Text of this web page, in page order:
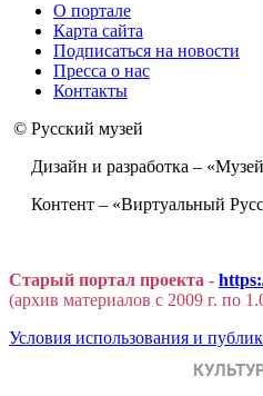
О портале
Карта сайта
Подписаться на новости
Пресса о нас
Контакты
© Русский музей
Дизайн и разработка –
Контент – «Виртуальный
Старый портал проекта -
(архив материалов с 2009 г. по
Условия использования и